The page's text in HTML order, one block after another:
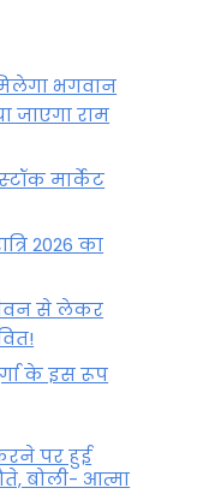
भगवान
जाएगा राम
मार्केट
2026 का
से लेकर
के इस रूप
पर हुई
बोली- आत्मा